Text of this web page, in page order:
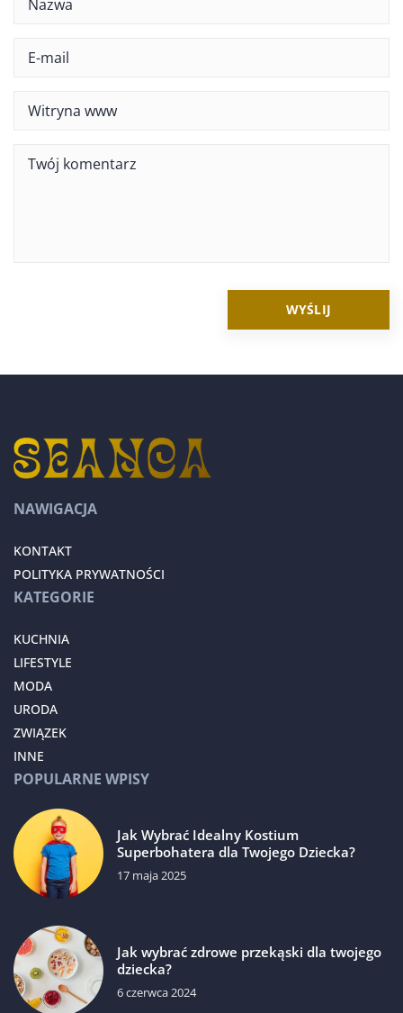
NAWIGACJA
KONTAKT
POLITYKA PRYWATNOŚCI
KATEGORIE
KUCHNIA
LIFESTYLE
MODA
URODA
ZWIĄZEK
INNE
POPULARNE WPISY
Jak Wybrać Idealny Kostium
Superbohatera dla Twojego Dziecka?
17 maja 2025
Jak wybrać zdrowe przekąski dla twojego
dziecka?
6 czerwca 2024